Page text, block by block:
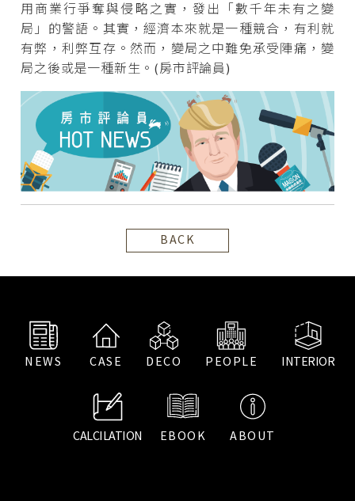
用商業行爭奪與侵略之實，發出「數千年未有之變
局」的警語。其實，經濟本來就是一種競合，有利就
有弊，利弊互存。然而，變局之中難免承受陣痛，變
局之後或是一種新生。(房市評論員)
BACK
NEWS CASE DECO PEOPLE INTERIOR
CALCILATION EBOOK ABOUT